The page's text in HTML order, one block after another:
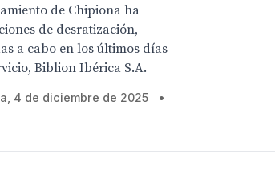
de Chipiona ha
de desratización,
a cabo en los últimos días
Biblion Ibérica S.A.
4 de diciembre de 2025
•